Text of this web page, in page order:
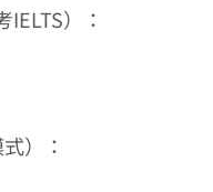
）：
）：